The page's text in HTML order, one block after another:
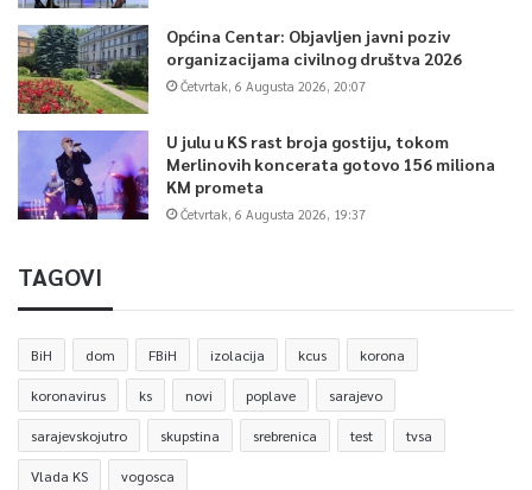
Općina Centar: Objavljen javni poziv
organizacijama civilnog društva 2026
Četvrtak, 6 Augusta 2026, 20:07
U julu u KS rast broja gostiju, tokom
Merlinovih koncerata gotovo 156 miliona
KM prometa
Četvrtak, 6 Augusta 2026, 19:37
TAGOVI
BiH dom FBiH izolacija kcus korona
koronavirus ks novi poplave sarajevo
sarajevskojutro skupstina srebrenica test tvsa
Vlada KS vogosca